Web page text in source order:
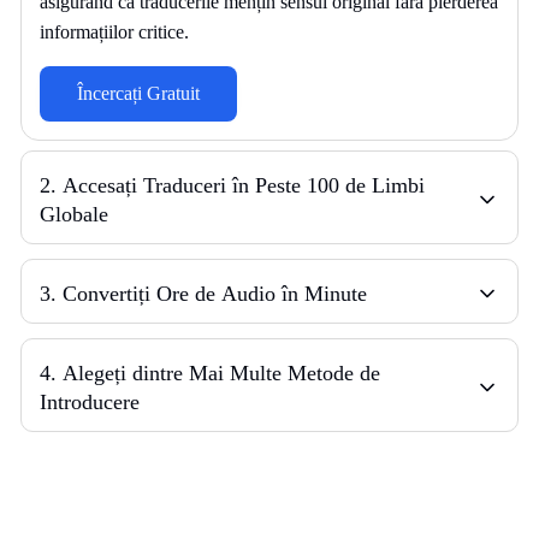
informațiilor critice.
Încercați Gratuit
2. Accesați Traduceri în Peste 100 de Limbi
Globale
3. Convertiți Ore de Audio în Minute
4. Alegeți dintre Mai Multe Metode de
Introducere